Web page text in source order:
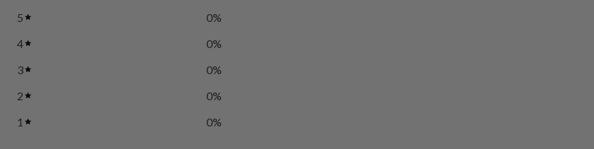
5 0%
4
0%
3
0%
2
0%
1
0%